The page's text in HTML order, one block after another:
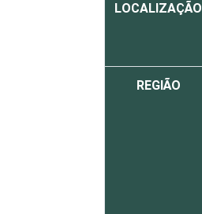
LOCALIZAÇÃO
REGIÃO